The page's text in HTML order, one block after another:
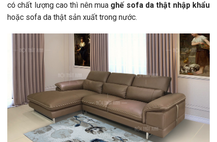
có chất lượng cao thì nên mua ghế sofa da thật nhập khẩu
hoặc sofa da thật sản xuất trong nước.